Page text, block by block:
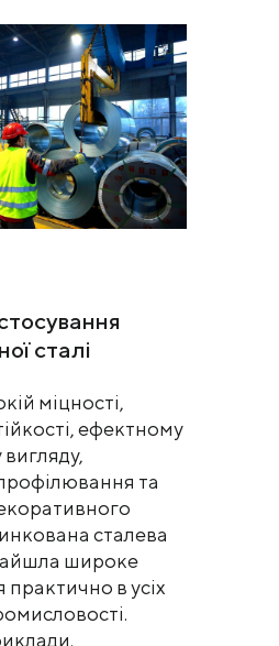
сталі
міцності,
ефектному
та
сталева
широке
практично в усіх